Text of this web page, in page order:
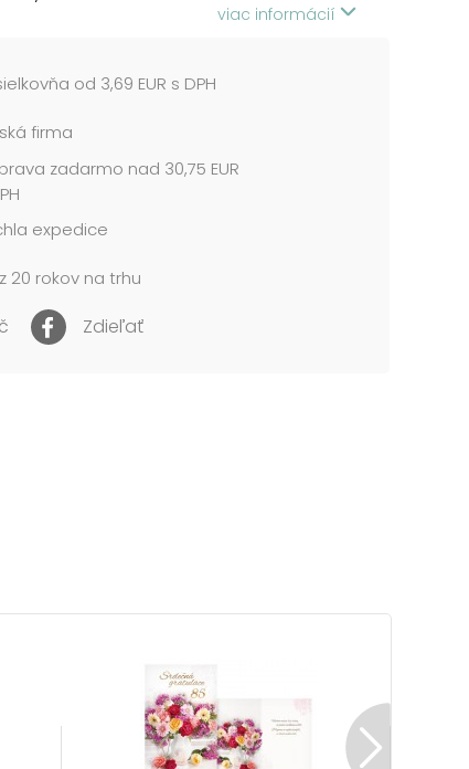
viac informácií
od 3,69 EUR s DPH
firma
zadarmo nad 30,75 EUR
expedice
20 rokov na trhu
Zdieľať